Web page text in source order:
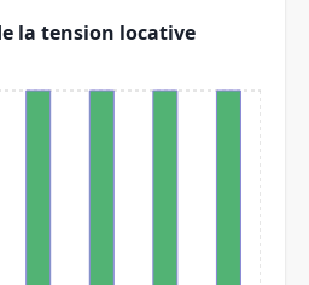
la tension locative